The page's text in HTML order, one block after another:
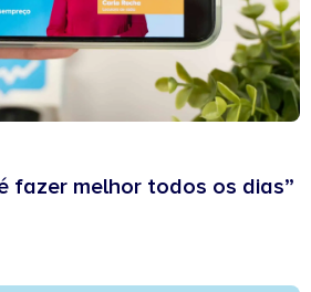
fazer melhor todos os dias”